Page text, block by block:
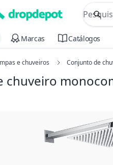
Marcas Catálogos
e chuveiros Conjunto de
chuveiro